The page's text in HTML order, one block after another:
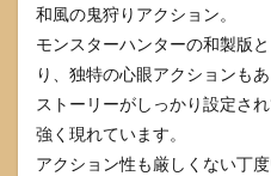
和風の鬼狩りアクション。
モンスターハンターの和製版
り、独特の心眼アクションもあ
ストーリーがしっかり設定さ
強く現れています。
アクション性も厳しくない丁